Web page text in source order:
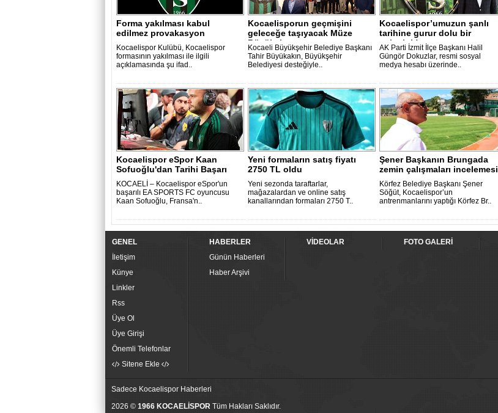
Forma yakılması kabul
edilmez provakasyon
Kocaelispor Kulübü, Kocaelispor
formasının yakılması ile ilgili
açıklamasında şu ifad..
Kocaelisporun geçmişini
geleceğe taşıyacak Müze
Büyükakının ..
Kocaeli Büyükşehir Belediye Başkanı
Tahir Büyükakın, Büyükşehir
Belediyesi desteğiyle..
Kocaelispor’umuzun şanlı
tarihine gurur dolu bir
yolculuk!..
AK Parti İzmit İlçe Başkanı Halil
Güngör Dokuzlar, resmi sosyal
medya hesabı üzerinde..
Kocaelispor eSpor Kaan
Sofuoğlu'dan Tarihi Başarı
KOCAELİ – Kocaelispor eSpor'un
başarılı EA SPORTS FC oyuncusu
Kaan Sofuoğlu, Fransa'n..
Yeni formaların satış fiyatı
2750 TL oldu
Yeni sezonda taraftarlar,
mağazalardan ve online satış
kanallarından formaları 2750 T..
Şener Başkanın Brungada
zemin çalışmaları incelemesi
Körfez Belediye Başkanı Şener
Söğüt, Kocaelispor’un
antrenmanlarını yaptığı Körfez Br..
GENEL
İletişim
Künye
Linkler
Rss
Üye Ol
Üye Girişi
Önemli Telefonlar
Sitene Ekle
HABERLER
Günün Haberleri
Haber Arşivi
VİDEOLAR FOTO GALERİ
Sadece Kocaelispor Haberleri
2026 © 1966 KOCAELİSPOR Tüm Hakları Saklıdır.